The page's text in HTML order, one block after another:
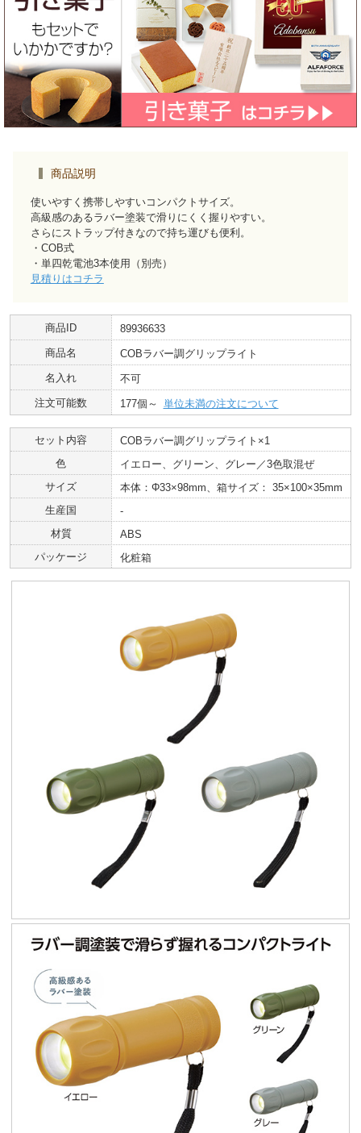
商品説明
使いやすく携帯しやすいコンパクトサイズ。
高級感のあるラバー塗装で滑りにくく握りやすい。
さらにストラップ付きなので持ち運びも便利。
・COB式
・単四乾電池3本使用（別売）
見積りはコチラ
商品ID
89936633
商品名
COBラバー調グリップライト
名入れ
不可
注文可能数
177個～ 単位未満の注文について
セット内容
COBラバー調グリップライト×1
色
イエロー、グリーン、グレー／3色取混ぜ
サイズ
本体：Φ33×98mm、箱サイズ： 35×100×35mm
生産国
‐
材質
ABS
パッケージ
化粧箱